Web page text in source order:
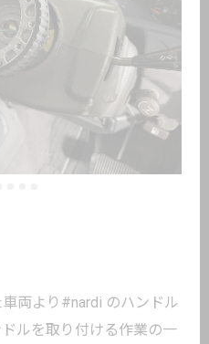
両より#nardi のハンドル
ルを取り付ける作業の一